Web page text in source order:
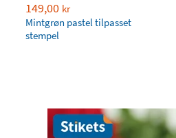
149,00 kr
Mintgrøn pastel tilpasset
stempel